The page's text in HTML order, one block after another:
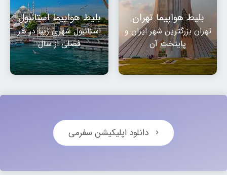
بلیط هواپیما تهران
تهران بزرگترین شهر ایران و
پایتخت آن
بلیط هواپیما استانبول
استانبول شهری زیبا در هر
فصلی از سال
دانلود اپلیکیشن سفرمی